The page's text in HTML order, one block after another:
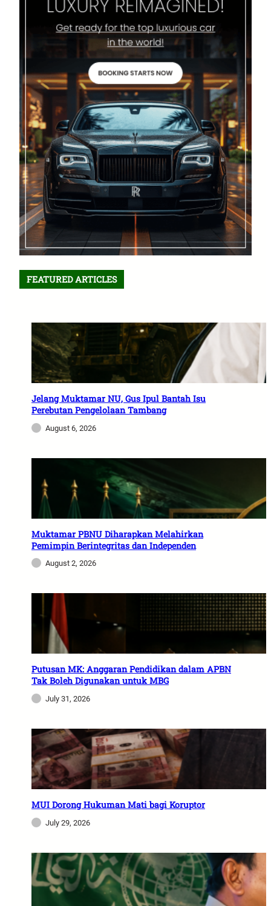
FEATURED ARTICLES
Jelang Muktamar NU, Gus Ipul Bantah Isu
Perebutan Pengelolaan Tambang
August 6, 2026
Muktamar PBNU Diharapkan Melahirkan
Pemimpin Berintegritas dan Independen
August 2, 2026
Putusan MK: Anggaran Pendidikan dalam APBN
Tak Boleh Digunakan untuk MBG
July 31, 2026
MUI Dorong Hukuman Mati bagi Koruptor
July 29, 2026